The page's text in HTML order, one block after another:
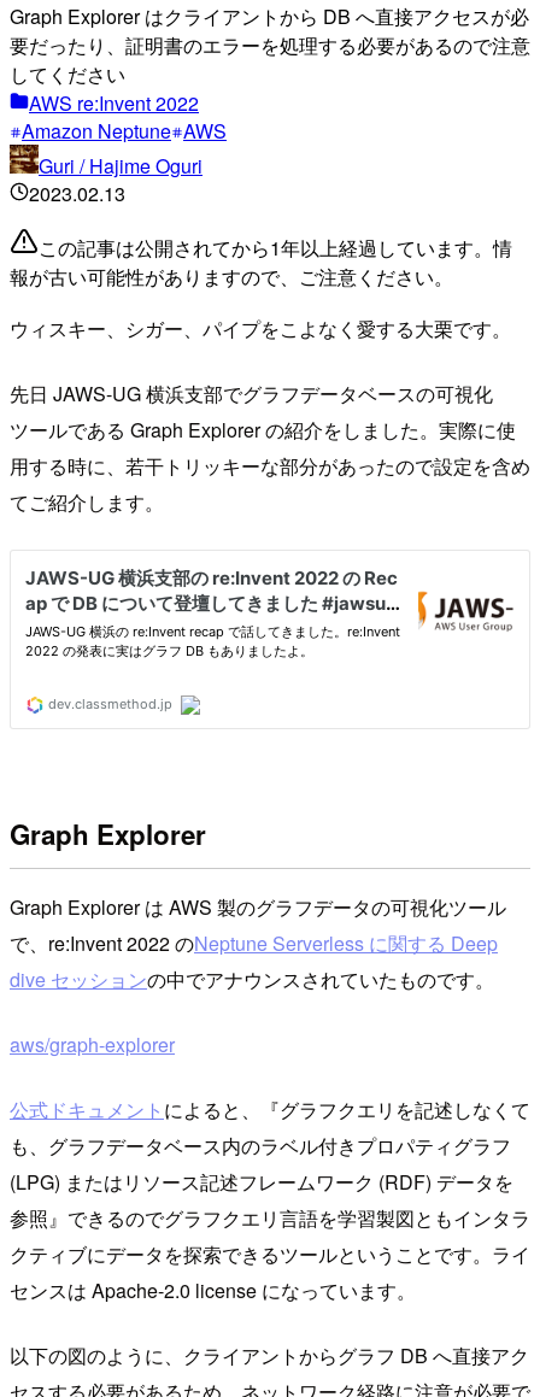
Graph Explorer はクライアントから DB へ直接アクセスが必
要だったり、証明書のエラーを処理する必要があるので注意
してください
AWS re:Invent 2022
Amazon Neptune AWS
Guri / Hajime Oguri
2023.02.13
この記事は公開されてから1年以上経過しています。情
報が古い可能性がありますので、ご注意ください。
ウィスキー、シガー、パイプをこよなく愛する大栗です。
先日 JAWS-UG 横浜支部でグラフデータベースの可視化
ツールである Graph Explorer の紹介をしました。実際に使
用する時に、若干トリッキーな部分があったので設定を含め
てご紹介します。
Graph Explorer
Graph Explorer は AWS 製のグラフデータの可視化ツール
で、re:Invent 2022 のNeptune Serverless に関する Deep
dive セッションの中でアナウンスされていたものです。
aws/graph-explorer
公式ドキュメント によると、『グラフクエリを記述しなくて
も、グラフデータベース内のラベル付きプロパティグラフ
(LPG) またはリソース記述フレームワーク (RDF) データを
参照』できるのでグラフクエリ言語を学習製図ともインタラ
クティブにデータを探索できるツールということです。ライ
センスは Apache-2.0 license になっています。
以下の図のように、クライアントからグラフ DB へ直接アク